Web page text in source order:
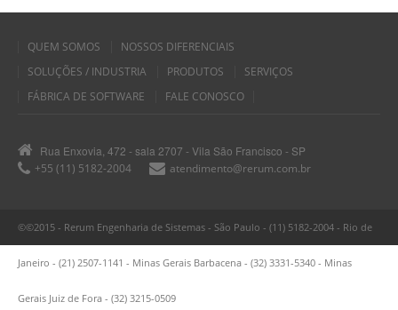
QUEM SOMOS
NOSSOS DIFERENCIAIS
SOLUÇÕES / INDUSTRIA
PRODUTOS
SERVIÇOS
FÁBRICA DE SOFTWARE
FALE CONOSCO
Rua Enxovia, 472 - sala 2707 - Vila São Francisco - SP
+55 (11) 5182-2004
atendimento@rerum.com.br
©©2015 - Rerum Engenharia de Sistemas - São Paulo - (11) 5182-2004 - Rio de
Janeiro - (21) 2507-1141 - Minas Gerais Barbacena - (32) 3331-5340 - Minas
Gerais Juiz de Fora - (32) 3215-0509